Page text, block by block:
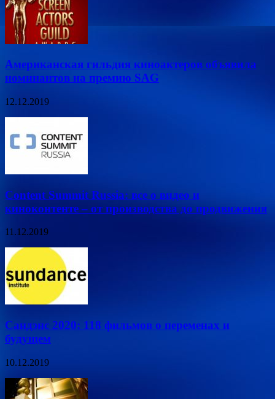
Американская гильдия киноактеров объявила
номинантов на премию SAG
12.12.2019
Content Summit Russia: все о видео и
киноконтенте – от производства до продвижения
11.12.2019
Сандэнс 2020: 118 фильмов о переменах и
будущем
10.12.2019